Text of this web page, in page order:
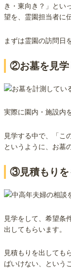
き・東向き？」とい
望を、霊園担当者に
まずは霊園の訪問日
②お墓を見学
実際に園内・施設内
見学する中で、「こ
というように、お墓
③見積もりを
見学をして、希望条
出してもらいます。
見積もりを出しても
ばいけない、という